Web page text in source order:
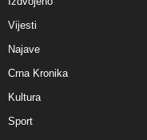
Vijesti
Najave
Crna Kronika
Kultura
Sport